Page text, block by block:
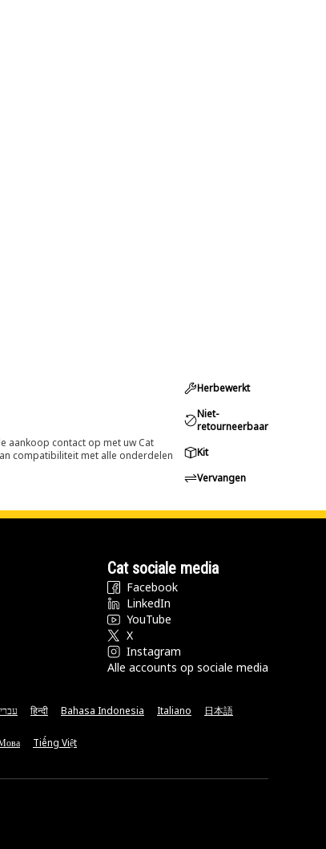
aankoop contact op met uw Cat
compatibiliteit met alle onderdelen
Herbewerkt
Niet-
retourneerbaar
Kit
Vervangen
Cat sociale media
Facebook
LinkedIn
YouTube
X
Instagram
Alle accounts op sociale media
हिन्दी Bahasa Indonesia Italiano 日本語
Tiếng Việt